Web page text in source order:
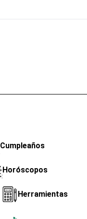
Cumpleaños
Horóscopos
Herramientas